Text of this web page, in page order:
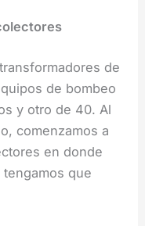
de
de bombeo
y otro de 40. Al
comenzamos a
en donde
que